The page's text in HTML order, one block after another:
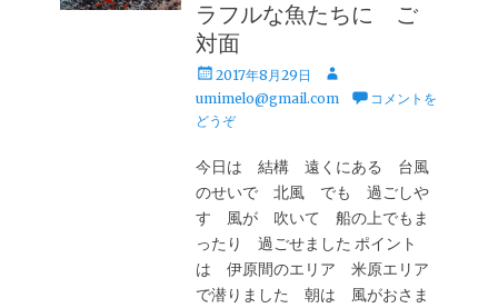
ラフルな魚たちに ご
対面
投
稿
日
2017年8月29日
投
稿
umimelo@gmail.com
コメントを
どうぞ
今日は 結構 遠くにある 台風
のせいで 北風 でも 過ごしや
す 風が 吹いて 船の上でもま
ったり 過ごせました ポイント
は 伊原間のエリア 米原エリア
で潜りました 朝は 風がおさま